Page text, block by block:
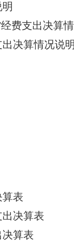
费支出决算情
决算情况说明
表
决算表
算表